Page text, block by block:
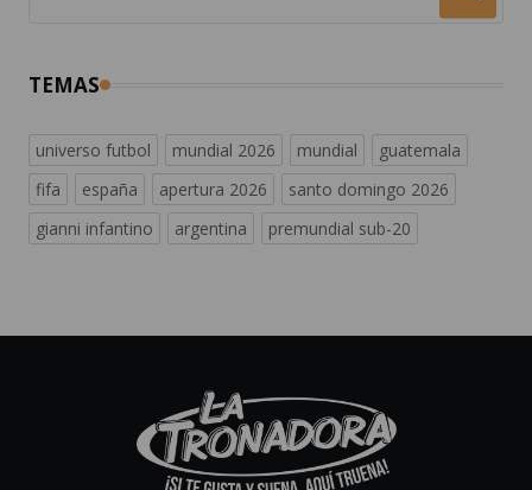
TEMAS
universo futbol mundial 2026 mundial
guatemala
fifa
españa apertura 2026
santo domingo 2026
gianni infantino
argentina premundial sub-20